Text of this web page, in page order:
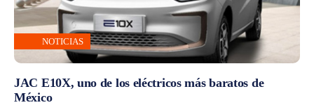
NOTICIAS
JAC E10X, uno de los eléctricos más baratos de
México